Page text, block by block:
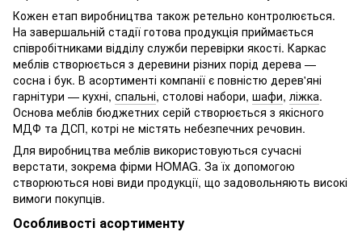
Кожен етап виробництва також ретельно контролюється.
На завершальній стадії готова продукція приймається
співробітниками відділу служби перевірки якості. Каркас
меблів створюється з деревини різних порід дерева —
сосна і бук. В асортименті компанії є повністю дерев'яні
гарнітури — кухні, спальні, столові набори, шафи, ліжка.
Основа меблів бюджетних серій створюється з якісного
МДФ та ДСП, котрі не містять небезпечних речовин.
Для виробництва меблів використовуються сучасні
верстати, зокрема фірми HOMAG. За їх допомогою
створюються нові види продукції, що задовольняють високі
вимоги покупців.
Особливості асортименту